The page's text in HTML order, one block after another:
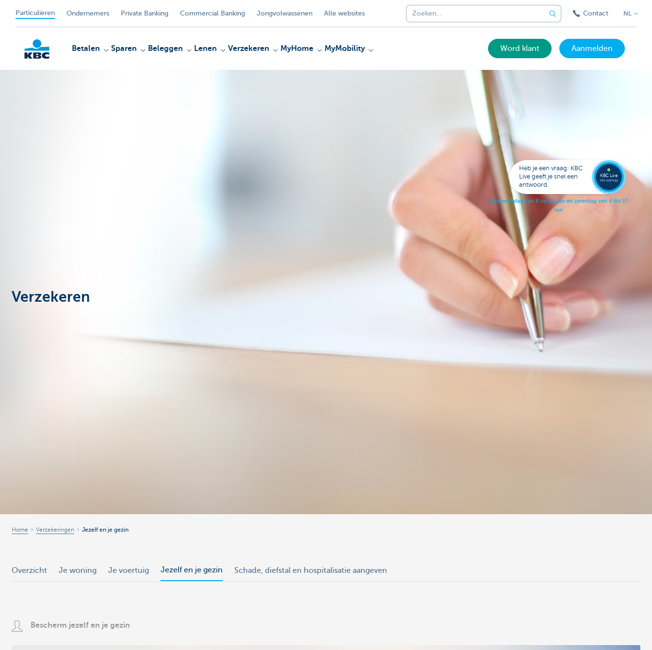
Particulieren Ondernemers Private Banking Commercial Banking Jongvolwassenen Alle websites Contact NL
Betalen Sparen Beleggen Lenen Verzekeren MyHome MyMobility Word klant Aanmelden
Verzekeren
Home Verzekeringen Jezelf en je gezin
Overzicht Je woning Je voertuig Jezelf en je gezin Schade, diefstal en hospitalisatie aangeven
Bescherm jezelf en je gezin
Heb je een vraag: KBC
Live geeft je snel een
antwoord.
Elke werkdag van 8 tot 22 uur en zaterdag van 9 tot 17
uur.
KBC Live
klik voor hulp
078
152